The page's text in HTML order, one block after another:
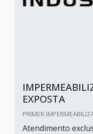
EXPOSTA
PRIMER
Atendimento